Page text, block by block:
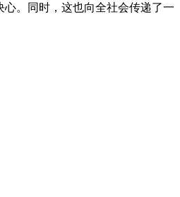
。同时，这也向全社会传递了一